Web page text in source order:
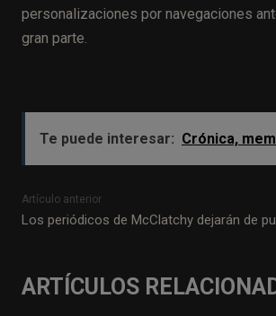
personalizaciones por navegaciones
gran parte.
Te puede interesar: Crónica,
Artículo anterior
Los periódicos de McClatchy dejarán de
ARTÍCULOS